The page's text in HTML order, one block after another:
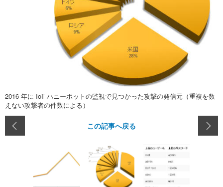
2016 年に IoT ハニーポットの監視で見つかった攻撃の発信元（重複を数
えない攻撃者の件数による）
この記事へ戻る